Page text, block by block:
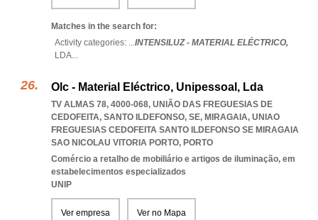
Matches in the search for:
Activity categories: ...INTENSILUZ - MATERIAL ELÉCTRICO,
LDA...
Olc - Material Eléctrico, Unipessoal, Lda
TV ALMAS 78, 4000-068, UNIÃO DAS FREGUESIAS DE
CEDOFEITA, SANTO ILDEFONSO, SE, MIRAGAIA, UNIAO
FREGUESIAS CEDOFEITA SANTO ILDEFONSO SE MIRAGAIA
SAO NICOLAU VITORIA PORTO, PORTO
Comércio a retalho de mobiliário e artigos de iluminação, em
estabelecimentos especializados
UNIP
Ver empresa Ver no Mapa